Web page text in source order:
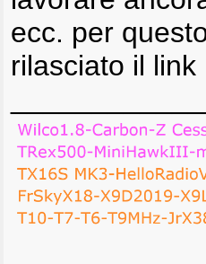
ecc. per
rilasciato il